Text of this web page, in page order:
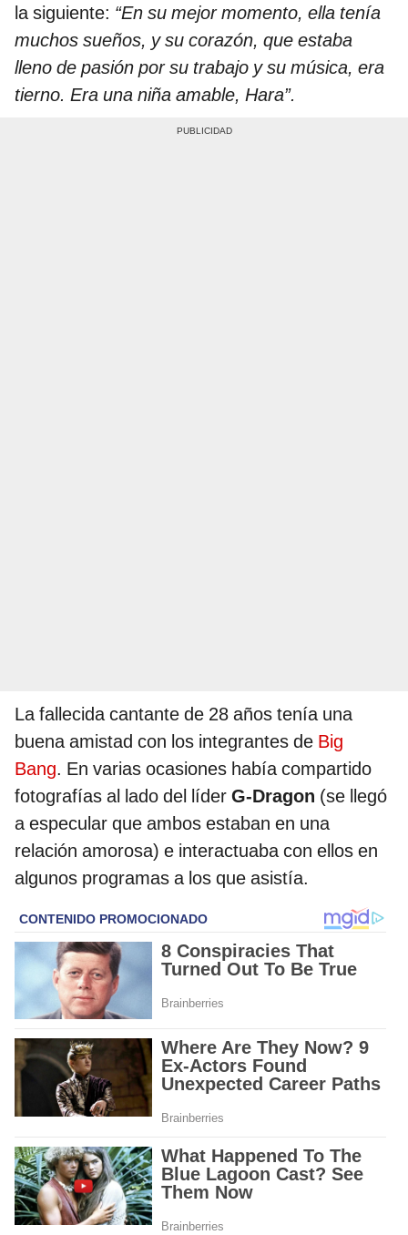
la siguiente: “En su mejor momento, ella tenía
muchos sueños, y su corazón, que estaba
lleno de pasión por su trabajo y su música, era
tierno. Era una niña amable, Hara”.
La fallecida cantante de 28 años tenía una
buena amistad con los integrantes de Big
Bang. En varias ocasiones había compartido
fotografías al lado del líder G-Dragon (se llegó
a especular que ambos estaban en una
relación amorosa) e interactuaba con ellos en
algunos programas a los que asistía.